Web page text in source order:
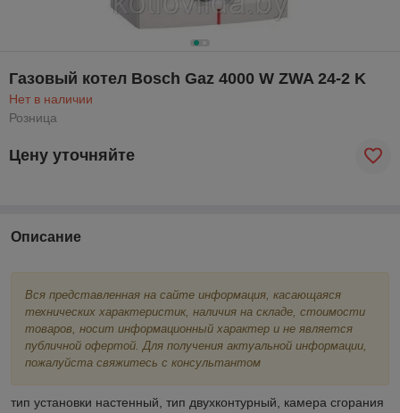
Газовый котел Bosch Gaz 4000 W ZWA 24-2 K
Нет в наличии
Розница
Цену уточняйте
Описание
Вся представленная на сайте информация, касающаяся
технических характеристик, наличия на складе, стоимости
товаров, носит информационный характер и не является
публичной офертой. Для получения актуальной информации,
пожалуйста свяжитесь с консультантом
тип установки настенный, тип двухконтурный, камера сгорания